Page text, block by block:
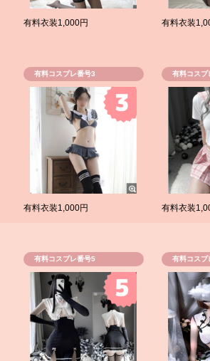
有料衣装1,000円 有料衣装
有料コスプレ番号3
有料衣装1,000円
有料コスプ
有料衣装
有料コスプレ番号5 有料コスプ